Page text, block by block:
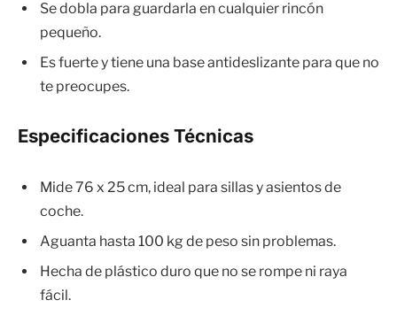
Se dobla para guardarla en cualquier rincón
pequeño.
Es fuerte y tiene una base antideslizante para que no
te preocupes.
Especificaciones Técnicas
Mide 76 x 25 cm, ideal para sillas y asientos de
coche.
Aguanta hasta 100 kg de peso sin problemas.
Hecha de plástico duro que no se rompe ni raya
fácil.